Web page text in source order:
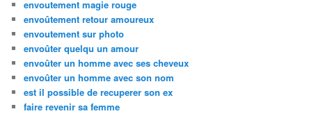
envoutement magie rouge
envoûtement retour amoureux
envoutement sur photo
envoûter quelqu un amour
envoûter un homme avec ses cheveux
envoûter un homme avec son nom
est il possible de recuperer son ex
faire revenir sa femme